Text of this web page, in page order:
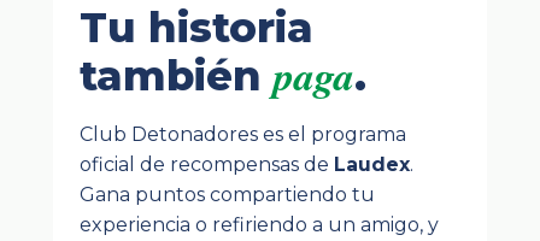
Tu historia
tambiénpaga.
Club Detonadores es el programa
oficial de recompensas de Laudex.
Gana puntos compartiendo tu
experiencia o refiriendo a un amigo, y